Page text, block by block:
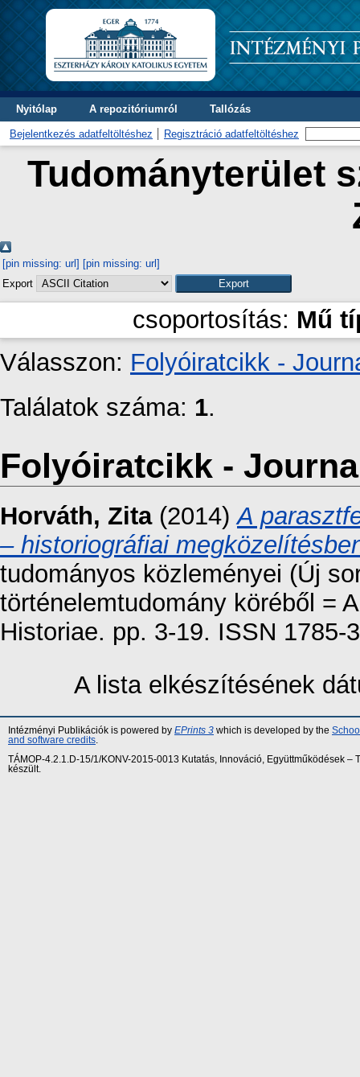
Nyitólap A repozitóriumról Tallózás
Bejelentkezés adatfeltöltéshez Regisztráció adatfeltöltéshez
Tudományterület
[pin missing: url] [pin missing: url]
Export
csoportosítás: Mű
Válasszon: Folyóiratcikk -
Találatok száma: 1.
Folyóiratcikk -
Horváth, Zita(2014)A
– historiográfiai
tudományos közleményei (Új
történelemtudomány köréből =
Historiae. pp. 3-19. ISSN 1785-
A lista elkészítésének
Intézményi Publikációk is powered by EPrints 3 which is developed by the
and software credits
TÁMOP-4.2.1.D-15/1/KONV-2015-0013 Kutatás, Innováció, Együttműködések
készült.